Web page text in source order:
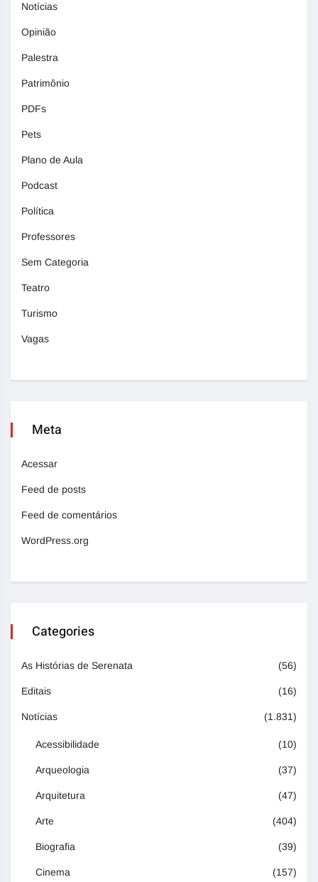
Notícias
Opinião
Palestra
Patrimônio
PDFs
Pets
Plano de Aula
Podcast
Política
Professores
Sem Categoria
Teatro
Turismo
Vagas
Meta
Acessar
Feed de posts
Feed de comentários
WordPress.org
Categories
As Histórias de Serenata (56)
Editais (16)
Notícias (1.831)
Acessibilidade (10)
Arqueologia (37)
Arquitetura (47)
Arte (404)
Biografia (39)
Cinema (157)